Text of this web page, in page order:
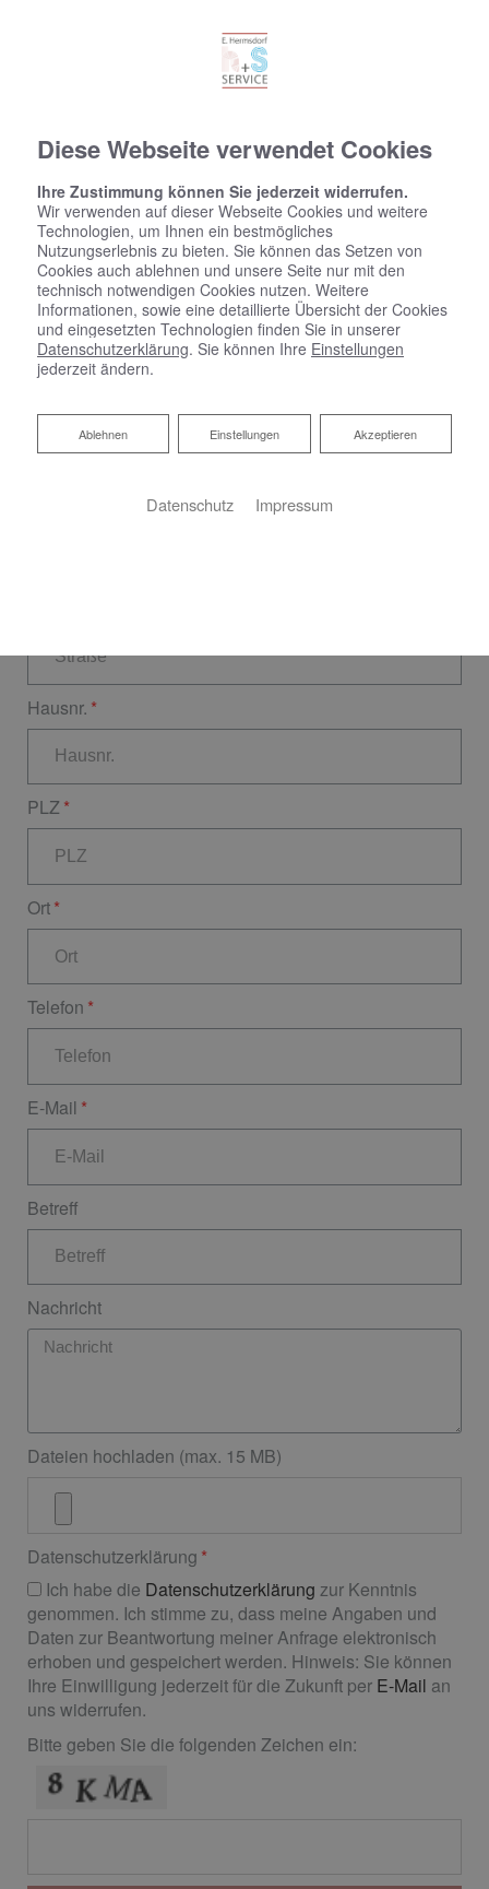
Kontaktformular
Hausnr.
PLZ
Ort
Telefon
E-Mail
Betreff
Nachricht
Dateien hochladen (max. 15 MB)
Datenschutzerklärung
Ich habe die Datenschutzerklärung zur Kenntnis
genommen. Ich stimme zu, dass meine Angaben und
Daten zur Beantwortung meiner Anfrage elektronisch
erhoben und gespeichert werden. Hinweis: Sie können
Ihre Einwilligung jederzeit für die Zukunft per E-Mail an
uns widerrufen.
Bitte geben Sie die folgenden Zeichen ein:
Diese Webseite verwendet Cookies
Ihre Zustimmung können Sie jederzeit widerrufen.
Wir verwenden auf dieser Webseite Cookies und weitere
Technologien, um Ihnen ein bestmögliches
Nutzungserlebnis zu bieten. Sie können das Setzen von
Cookies auch ablehnen und unsere Seite nur mit den
technisch notwendigen Cookies nutzen. Weitere
Informationen, sowie eine detaillierte Übersicht der Cookies
und eingesetzten Technologien finden Sie in unserer
Datenschutzerklärung. Sie können Ihre Einstellungen
jederzeit ändern.
Akzeptieren
Einstellungen
Ablehnen
Ablehnen
Datenschutz Impressum